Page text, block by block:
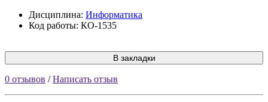
Дисциплина: Информатика
Код работы: КО-1535
В закладки
0 отзывов /Написать отзыв